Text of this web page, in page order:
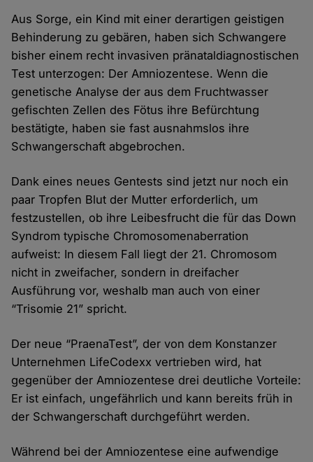
Aus Sorge, ein Kind mit einer derartigen geistigen
Behinderung zu gebären, haben sich Schwangere
bisher einem recht invasiven pränataldiagnostischen
Test unterzogen: Der Amniozentese. Wenn die
genetische Analyse der aus dem Fruchtwasser
gefischten Zellen des Fötus ihre Befürchtung
bestätigte, haben sie fast ausnahmslos ihre
Schwangerschaft abgebrochen.
Dank eines neues Gentests sind jetzt nur noch ein
paar Tropfen Blut der Mutter erforderlich, um
festzustellen, ob ihre Leibesfrucht die für das Down
Syndrom typische Chromosomenaberration
aufweist: In diesem Fall liegt der 21. Chromosom
nicht in zweifacher, sondern in dreifacher
Ausführung vor, weshalb man auch von einer
“Trisomie 21” spricht.
Der neue “PraenaTest”, der von dem Konstanzer
Unternehmen LifeCodexx vertrieben wird, hat
gegenüber der Amniozentese drei deutliche Vorteile:
Er ist einfach, ungefährlich und kann bereits früh in
der Schwangerschaft durchgeführt werden.
Während bei der Amniozentese eine aufwendige